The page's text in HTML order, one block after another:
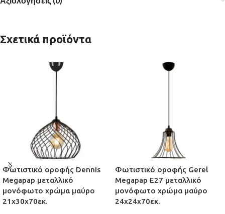
Σχετικά προϊόντα
Φωτιστικό οροφής Dennis
Megapap μεταλλικό
μονόφωτο χρώμα μαύρο
21x30x70εκ.
Φωτιστικό οροφής Gerel
Megapap E27 μεταλλικό
μονόφωτο χρώμα μαύρο
24x24x70εκ.